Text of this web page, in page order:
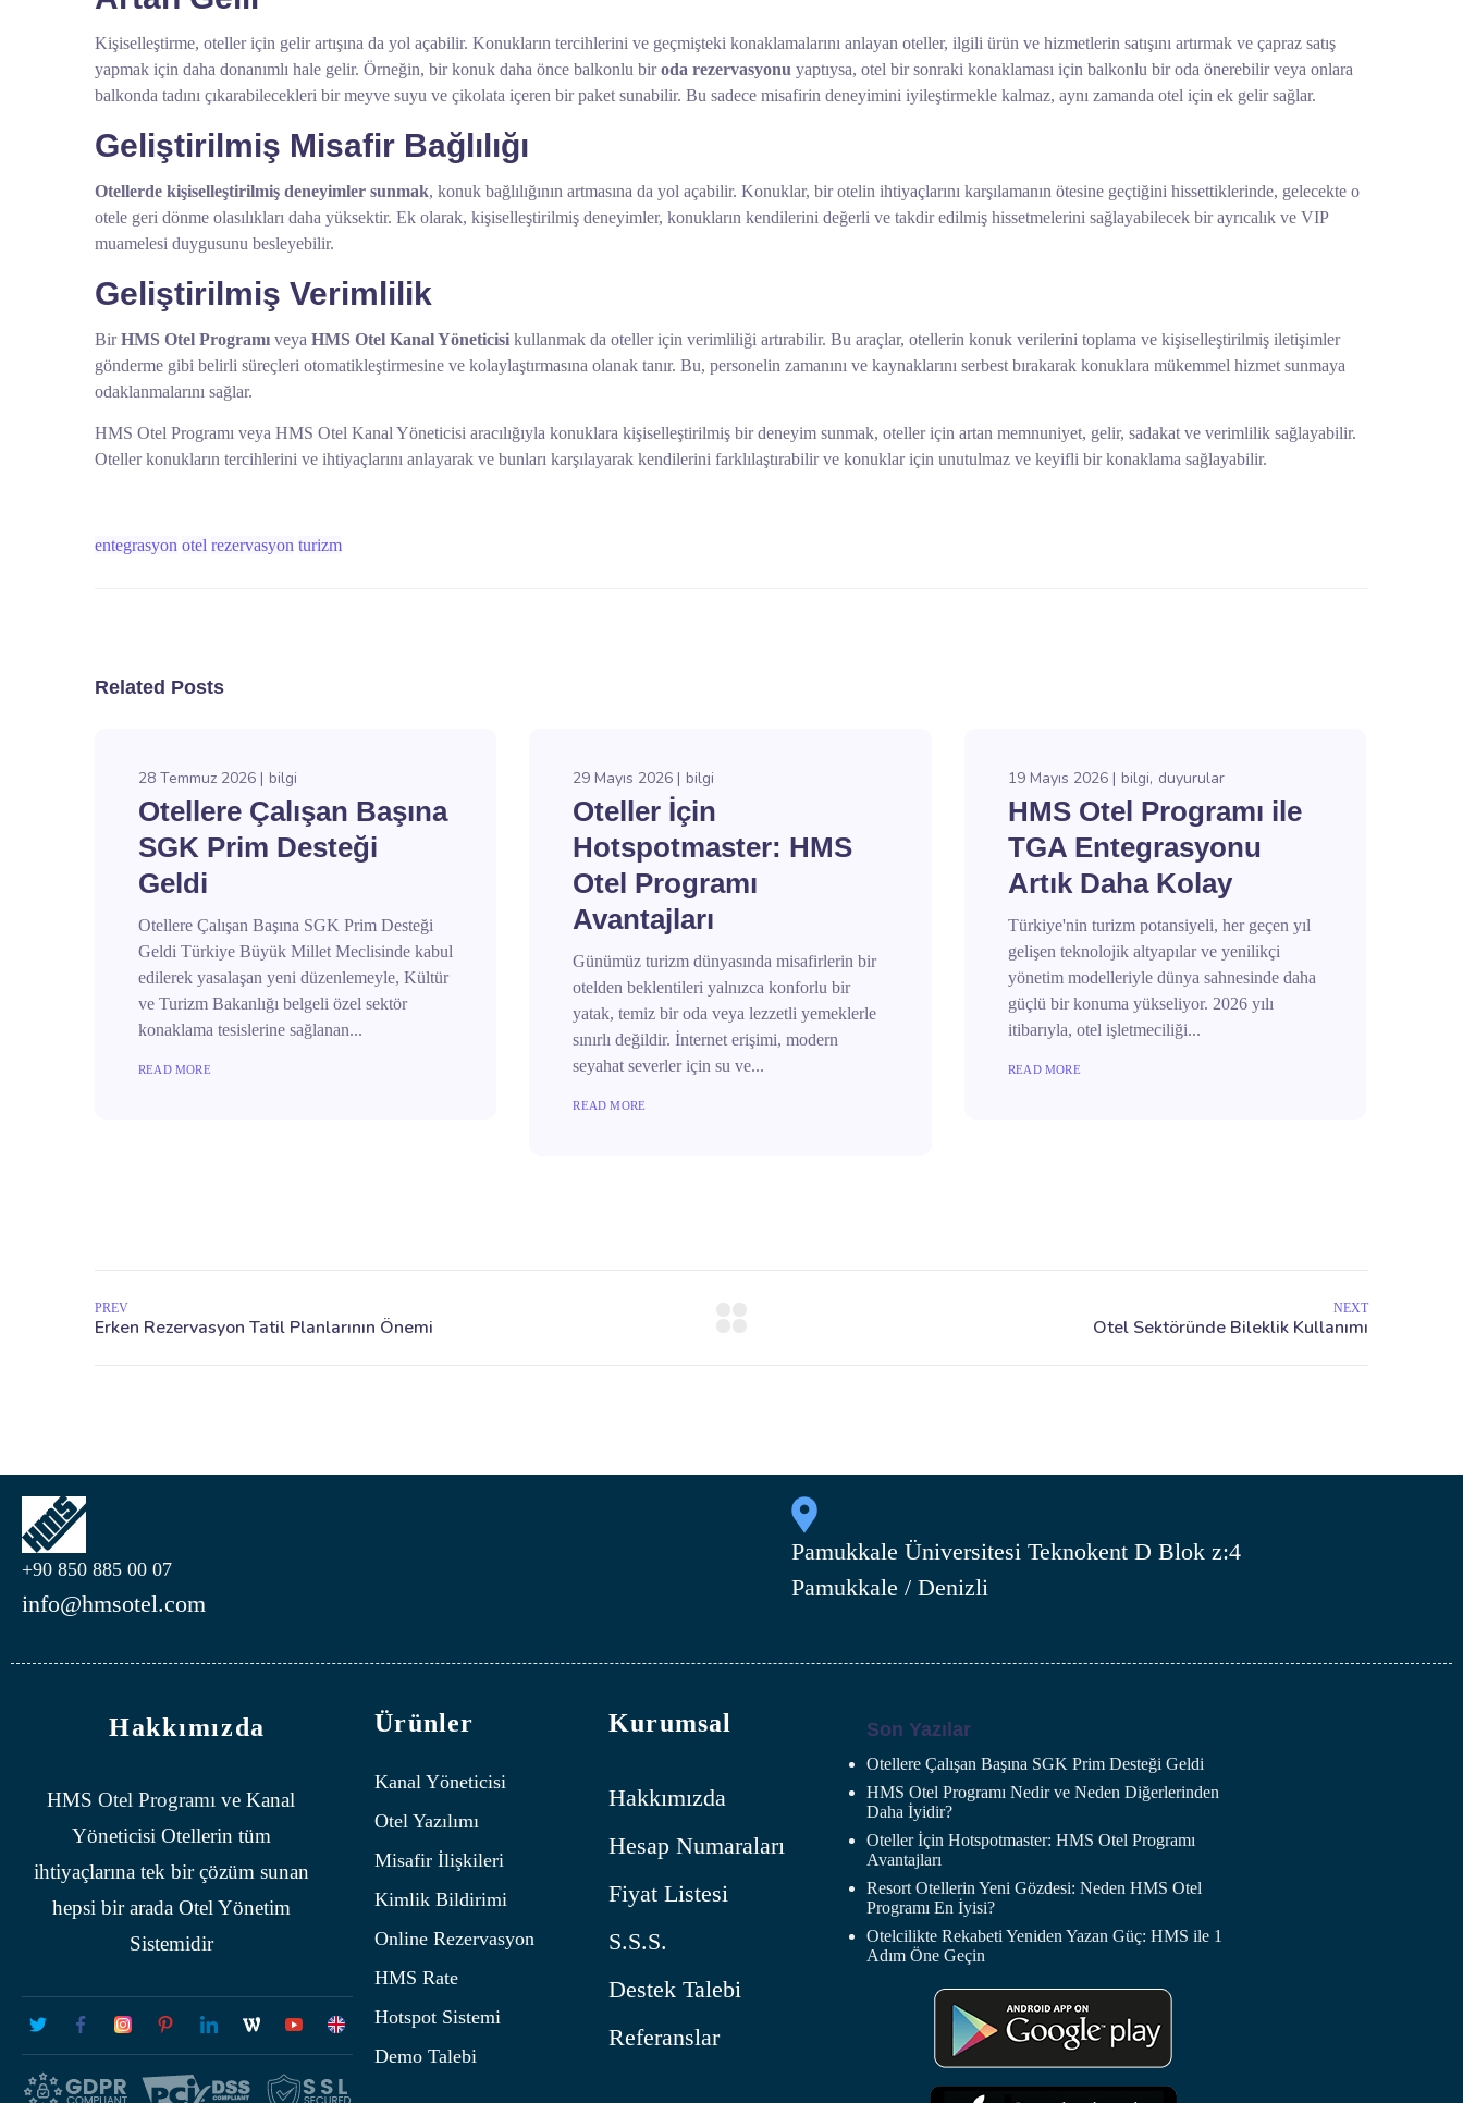
Kişiselleştirme, oteller için gelir artışına da yol açabilir. Konukların tercihlerini ve geçmişteki konaklamalarını anlayan oteller, ilgili ürün ve hizmetlerin satışını artırmak ve çapraz satış
yapmak için daha donanımlı hale gelir. Örneğin, bir konuk daha önce balkonlu biroda rezervasyonu yaptıysa, otel bir sonraki konaklaması için balkonlu bir oda önerebilir veya onlara
balkonda tadını çıkarabilecekleri bir meyve suyu ve çikolata içeren bir paket sunabilir. Bu sadece misafirin deneyimini iyileştirmekle kalmaz, aynı zamanda otel için ek gelir sağlar.
Geliştirilmiş Misafir Bağlılığı
Otellerde kişiselleştirilmiş deneyimler sunmak, konuk bağlılığının artmasına da yol açabilir. Konuklar, bir otelin ihtiyaçlarını karşılamanın ötesine geçtiğini hissettiklerinde, gelecekte o
otele geri dönme olasılıkları daha yüksektir. Ek olarak, kişiselleştirilmiş deneyimler, konukların kendilerini değerli ve takdir edilmiş hissetmelerini sağlayabilecek bir ayrıcalık ve VIP
muamelesi duygusunu besleyebilir.
Geliştirilmiş Verimlilik
BirHMS Otel Programı veya HMS Otel Kanal Yöneticisi kullanmak da oteller için verimliliği artırabilir. Bu araçlar, otellerin konuk verilerini toplama ve kişiselleştirilmiş iletişimler
gönderme gibi belirli süreçleri otomatikleştirmesine ve kolaylaştırmasına olanak tanır. Bu, personelin zamanını ve kaynaklarını serbest bırakarak konuklara mükemmel hizmet sunmaya
odaklanmalarını sağlar.
HMS Otel Programı veya HMS Otel Kanal Yöneticisi aracılığıyla konuklara kişiselleştirilmiş bir deneyim sunmak, oteller için artan memnuniyet, gelir, sadakat ve verimlilik sağlayabilir.
Oteller konukların tercihlerini ve ihtiyaçlarını anlayarak ve bunları karşılayarak kendilerini farklılaştırabilir ve konuklar için unutulmaz ve keyifli bir konaklama sağlayabilir.
entegrasyon otel rezervasyon turizm
Related Posts
28 Temmuz 2026 bilgi
Otellere Çalışan Başına
SGK Prim Desteği
Geldi
Otellere Çalışan Başına SGK Prim Desteği
Geldi Türkiye Büyük Millet Meclisinde kabul
edilerek yasalaşan yeni düzenlemeyle, Kültür
ve Turizm Bakanlığı belgeli özel sektör
konaklama tesislerine sağlanan...
READ MORE
29 Mayıs 2026 bilgi
Oteller İçin
Hotspotmaster: HMS
Otel Programı
Avantajları
Günümüz turizm dünyasında misafirlerin bir
otelden beklentileri yalnızca konforlu bir
yatak, temiz bir oda veya lezzetli yemeklerle
sınırlı değildir. İnternet erişimi, modern
seyahat severler için su ve...
READ MORE
19 Mayıs 2026 bilgi duyurular
HMS Otel Programı ile
TGA Entegrasyonu
Artık Daha Kolay
Türkiye'nin turizm potansiyeli, her geçen yıl
gelişen teknolojik altyapılar ve yenilikçi
yönetim modelleriyle dünya sahnesinde daha
güçlü bir konuma yükseliyor. 2026 yılı
itibarıyla, otel işletmeciliği...
READ MORE
PREV NEXT
+90 850 885 00 07
info@hmsotel.com
Pamukkale Üniversitesi Teknokent D Blok z:4
Pamukkale / Denizli
Hakkımızda
HMSOtel Programı ve Kanal
Yöneticisi Otellerin tüm
ihtiyaçlarına tek bir çözüm sunan
hepsi bir arada Otel Yönetim
Sistemidir
Ürünler
Kanal Yöneticisi
Otel Yazılımı
Misafir İlişkileri
Kimlik Bildirimi
Online Rezervasyon
HMS Rate
Hotspot Sistemi
Demo Talebi
Kurumsal
Hakkımızda
Hesap Numaraları
Fiyat Listesi
S.S.S.
Destek Talebi
Referanslar
Son Yazılar
Otellere Çalışan Başına SGK Prim Desteği Geldi
HMS Otel Programı Nedir ve Neden Diğerlerinden
Daha İyidir?
Oteller İçin Hotspotmaster: HMS Otel Programı
Avantajları
Resort Otellerin Yeni Gözdesi: Neden HMS Otel
Programı En İyisi?
Otelcilikte Rekabeti Yeniden Yazan Güç: HMS ile 1
Adım Öne Geçin